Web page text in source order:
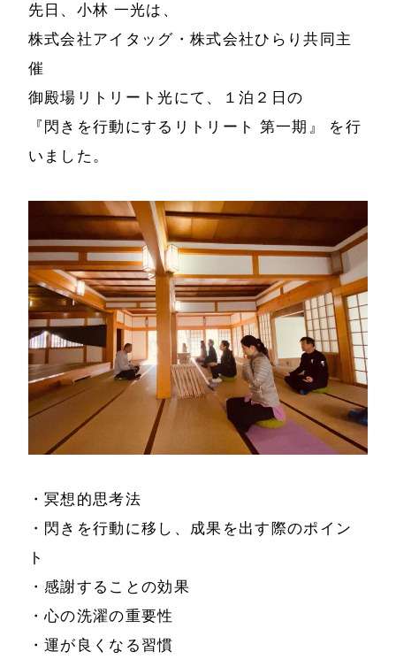
ホーム
先日、小林 一光は、
株式会社アイタッグ・株式会社ひらり共同主
催
御殿場リトリート光にて、１泊２日の
『閃きを行動にするリトリート 第一期』 を行
いました。
・冥想的思考法
・閃きを行動に移し、成果を出す際のポイン
ト
・感謝することの効果
・心の洗濯の重要性
・運が良くなる習慣